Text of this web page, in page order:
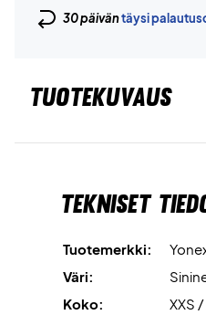
30 päiväntäysi
TUOTEKUVAUS
Tekniset
Tuotemerkki:
Väri:
Koko:
XXS